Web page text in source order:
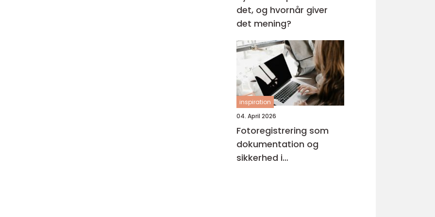
det, og hvornår giver
det mening?
inspiration
04. April 2026
Fotoregistrering som
dokumentation og
sikkerhed i